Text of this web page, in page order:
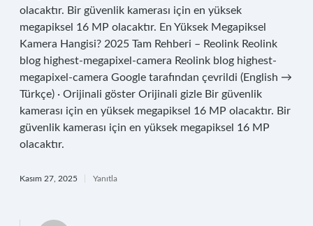
olacaktır. Bir güvenlik kamerası için en yüksek
megapiksel 16 MP olacaktır. En Yüksek Megapiksel
Kamera Hangisi? 2025 Tam Rehberi – Reolink Reolink
blog highest-megapixel-camera Reolink blog highest-
megapixel-camera Google tarafından çevrildi (English →
Türkçe) · Orijinali göster Orijinali gizle Bir güvenlik
kamerası için en yüksek megapiksel 16 MP olacaktır. Bir
güvenlik kamerası için en yüksek megapiksel 16 MP
olacaktır.
Kasım 27, 2025 Yanıtla